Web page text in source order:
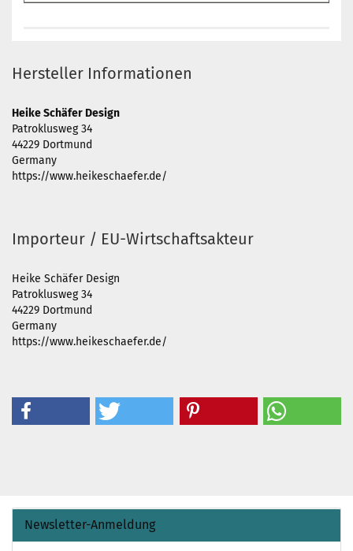
Hersteller Informationen
Heike Schäfer Design
Patroklusweg 34
44229 Dortmund
Germany
https://www.heikeschaefer.de/
Importeur / EU-Wirtschaftsakteur
Heike Schäfer Design
Patroklusweg 34
44229 Dortmund
Germany
https://www.heikeschaefer.de/
Newsletter-Anmeldung